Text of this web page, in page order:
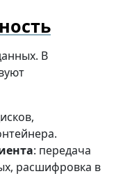
В
: передача
расшифровка в